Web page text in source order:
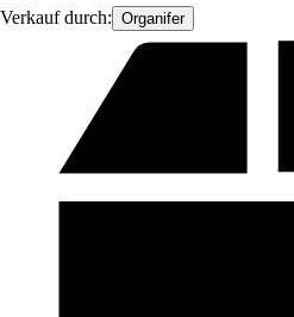
Verkauf durch: Organifer